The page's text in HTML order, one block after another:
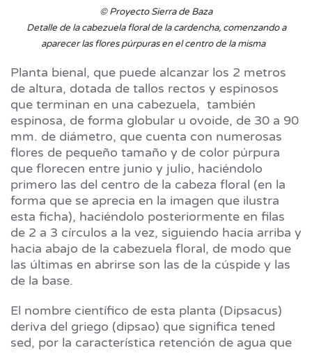
© Proyecto Sierra de Baza
Detalle de la cabezuela floral de la cardencha, comenzando a
aparecer las flores púrpuras en el centro de la misma
Planta bienal, que puede alcanzar los 2 metros
de altura, dotada de tallos rectos y espinosos
que terminan en una cabezuela, también
espinosa, de forma globular u ovoide, de 30 a 90
mm. de diámetro, que cuenta con numerosas
flores de pequeño tamaño y de color púrpura
que florecen entre junio y julio, haciéndolo
primero las del centro de la cabeza floral (en la
forma que se aprecia en la imagen que ilustra
esta ficha), haciéndolo posteriormente en filas
de 2 a 3 círculos a la vez, siguiendo hacia arriba y
hacia abajo de la cabezuela floral, de modo que
las últimas en abrirse son las de la cúspide y las
de la base.
El nombre científico de esta planta (Dipsacus)
deriva del griego (dipsao) que significa tened
sed, por la característica retención de agua que